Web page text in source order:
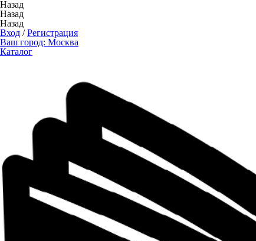
Назад
Назад
Назад
Вход /Регистрация
Ваш город: Москва
Каталог